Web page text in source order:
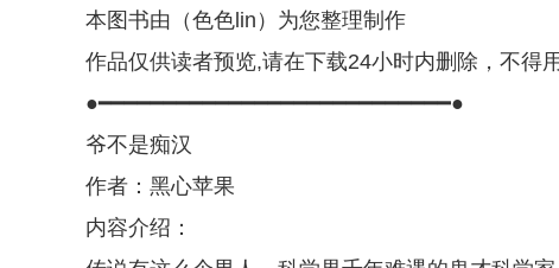
本图书由（色色lin）为您整理制作
作品仅供读者预览,请在下载24小时内删除，不得
●━━━━━━━━━━━━━━━━━━━━━━━━━━━●
爷不是痴汉
作者：黑心苹果
内容介绍：